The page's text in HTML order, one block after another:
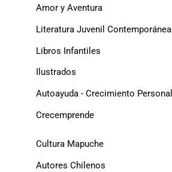
Amor y Aventura
Literatura Juvenil Contemporánea
Libros Infantiles
Ilustrados
Autoayuda - Crecimiento Personal
Crecemprende
Cultura Mapuche
Autores Chilenos